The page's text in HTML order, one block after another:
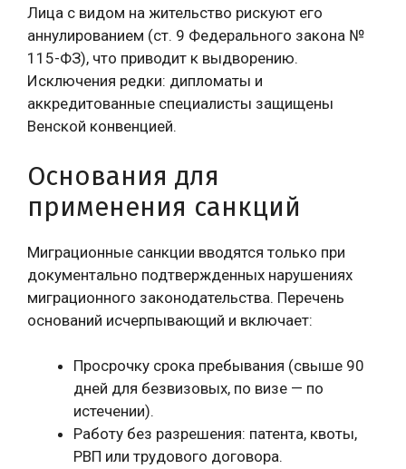
Лица с видом на жительство рискуют его
аннулированием (ст. 9 Федерального закона №
115-ФЗ), что приводит к выдворению.
Исключения редки: дипломаты и
аккредитованные специалисты защищены
Венской конвенцией.
Основания для
применения санкций
Миграционные санкции вводятся только при
документально подтвержденных нарушениях
миграционного законодательства. Перечень
оснований исчерпывающий и включает:
Просрочку срока пребывания (свыше 90
дней для безвизовых, по визе — по
истечении).
Работу без разрешения: патента, квоты,
РВП или трудового договора.